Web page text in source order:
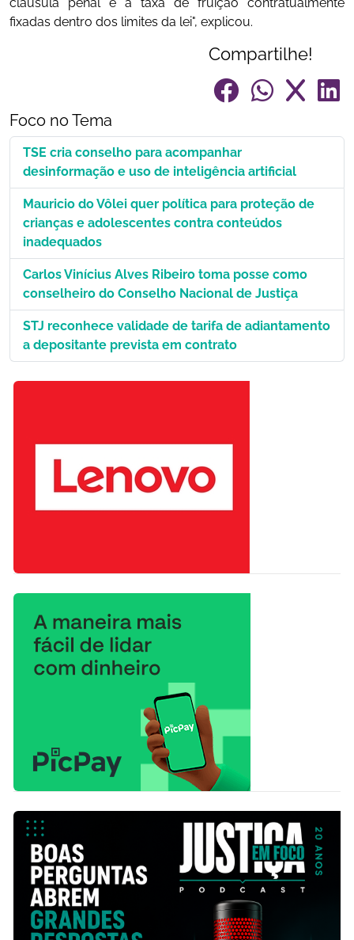
fixadas dentro dos limites da lei", explicou.
Compartilhe!
Foco no Tema
TSE cria conselho para acompanhar
desinformação e uso de inteligência artificial
Mauricio do Vôlei quer política para proteção de
crianças e adolescentes contra conteúdos
inadequados
Carlos Vinícius Alves Ribeiro toma posse como
conselheiro do Conselho Nacional de Justiça
STJ reconhece validade de tarifa de adiantamento
a depositante prevista em contrato